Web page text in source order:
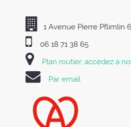
1 Avenue Pierre Pflimlin
06 18 71 38 65
Plan routier, accédez à
Par email